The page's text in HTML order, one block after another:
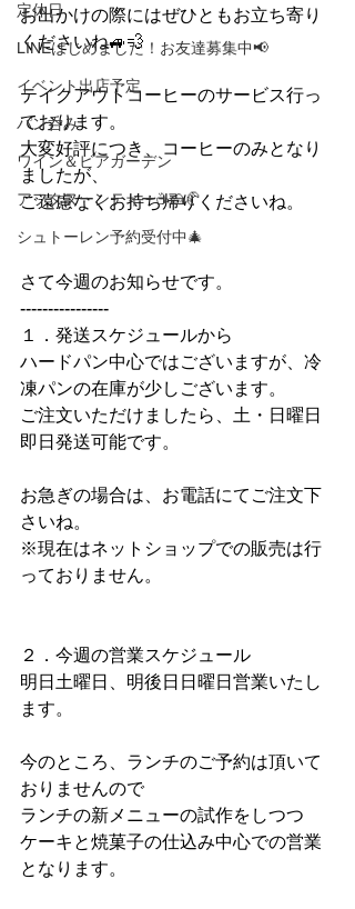
定休日
LINEはじめました！お友達募集中📢
イベント出店予定
パン呑み
ワイン＆ビアガーデン
アフタヌーンティー☕🍰🥐
シュトーレン予約受付中🎄
お出かけの際にはぜひともお立ち寄り
くださいね🚙💨
テイクアウトコーヒーのサービス行っ
ております。
大変好評につき、コーヒーのみとなり
ましたが、
ご遠慮なくお持ち帰りくださいね。
さて今週のお知らせです。
----------------
１．発送スケジュールから
ハードパン中心ではございますが、冷
凍パンの在庫が少しございます。
ご注文いただけましたら、土・日曜日
即日発送可能です。
お急ぎの場合は、お電話にてご注文下
さいね。
※現在はネットショップでの販売は行
っておりません。
２．今週の営業スケジュール
明日土曜日、明後日日曜日営業いたし
ます。
今のところ、ランチのご予約は頂いて
おりませんので
ランチの新メニューの試作をしつつ
ケーキと焼菓子の仕込み中心での営業
となります。